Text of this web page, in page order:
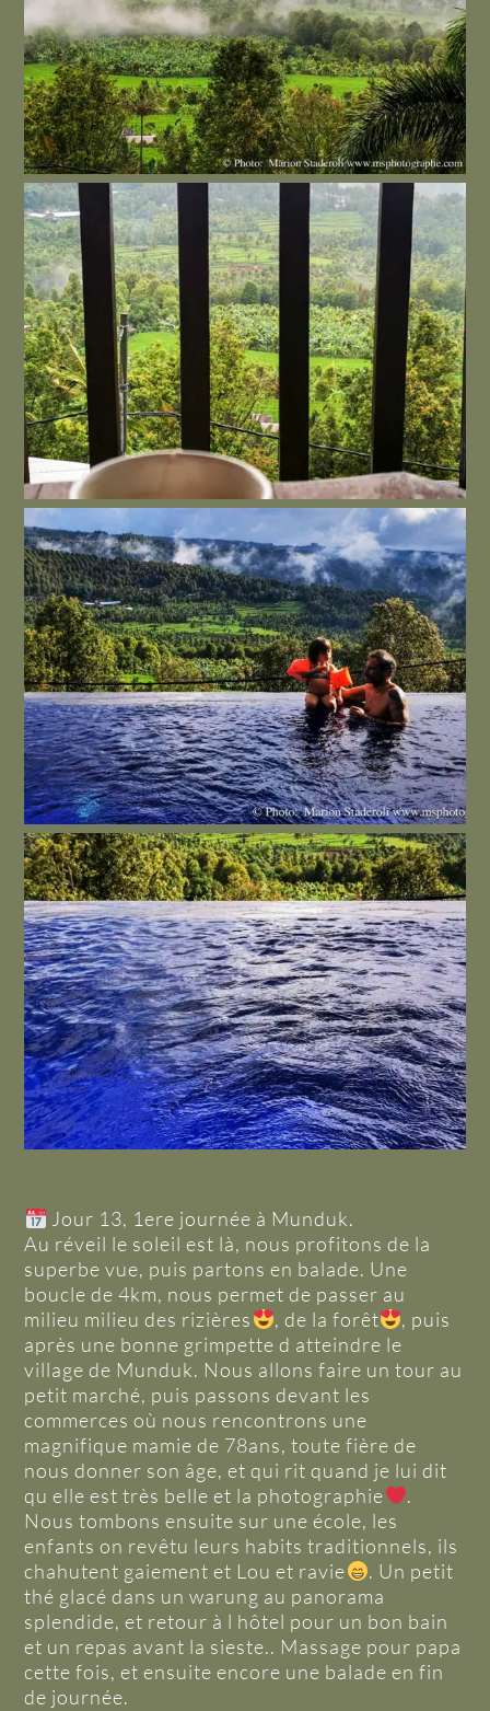
Jour 13, 1ere journée à Munduk.
Au réveil le soleil est là, nous profitons de la
superbe vue, puis partons en balade. Une
boucle de 4km, nous permet de passer au
milieu milieu des rizières
, de la forêt
, puis
après une bonne grimpette d atteindre le
village de Munduk. Nous allons faire un tour au
petit marché, puis passons devant les
commerces où nous rencontrons une
magnifique mamie de 78ans, toute fière de
nous donner son âge, et qui rit quand je lui dit
qu elle est très belle et la photographie
.
Nous tombons ensuite sur une école, les
enfants on revêtu leurs habits traditionnels, ils
chahutent gaiement et Lou et ravie
. Un petit
thé glacé dans un warung au panorama
splendide, et retour à l hôtel pour un bon bain
et un repas avant la sieste.. Massage pour papa
cette fois, et ensuite encore une balade en fin
de journée.